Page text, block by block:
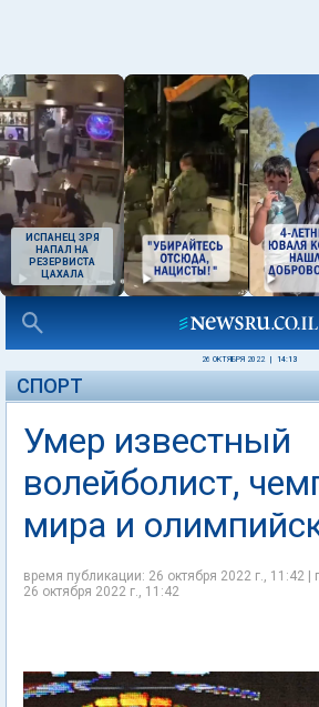
ИСПАНЕЦ ЗРЯ
НАПАЛ НА
РЕЗЕРВИСТА
ЦАХАЛА
26 ОКТЯБРЯ 2022 14:13
СПОРТ
Умер известный
волейболист,
мира и
время публикации: 26 октября 2022 г., 11:42
26 октября 2022 г., 11:42